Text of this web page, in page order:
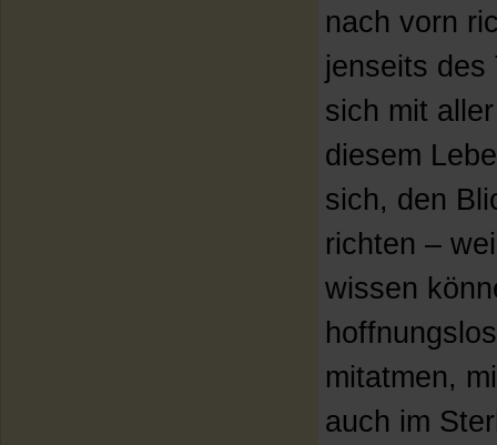
nach vorn
jenseits des
sich mit
diesem
sich, den
richten –
wissen
mitatmen,
auch im